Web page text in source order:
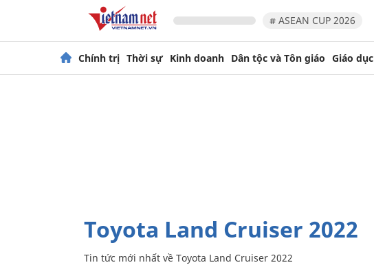
# ASEAN CUP 2026
Chính trị Thời sự Kinh doanh Dân tộc và Tôn giáo Giáo dục
Toyota Land Cruiser 2022
Tin tức mới nhất về Toyota Land Cruiser 2022